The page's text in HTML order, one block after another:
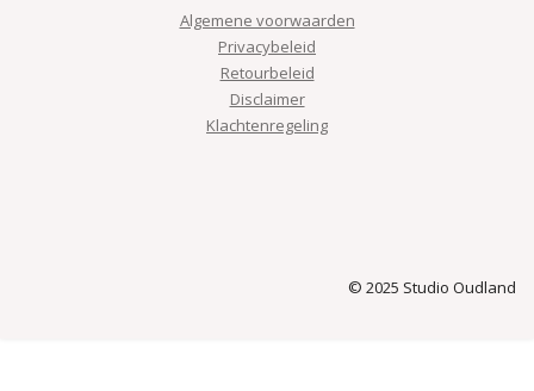
Algemene voorwaarden
Privacybeleid
Retourbeleid
Disclaimer
Klachtenregeling
© 2025 Studio Oudland